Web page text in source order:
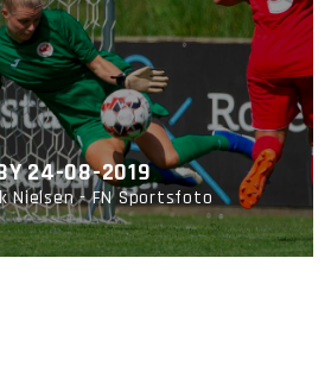
24-08-2019
Nielsen - FN Sportsfoto